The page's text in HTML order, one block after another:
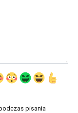
pisania